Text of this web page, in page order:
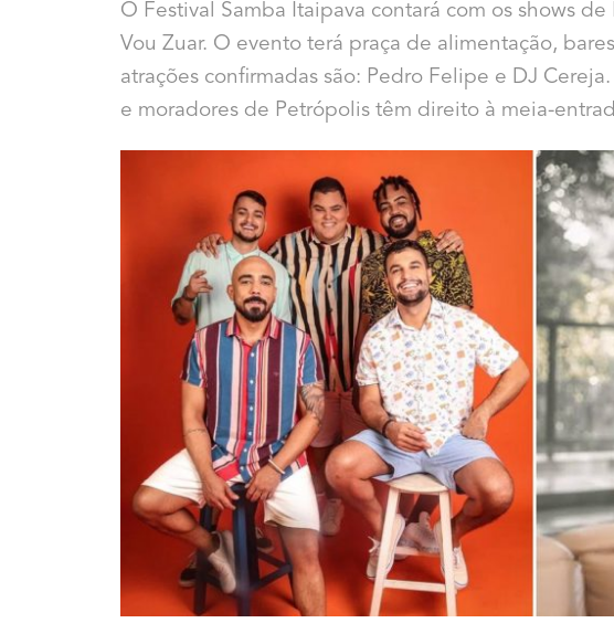
O Festival Samba Itaipava contará com os shows
Vou Zuar. O evento terá praça de alimentação,
atrações confirmadas são: Pedro Felipe e DJ
e moradores de Petrópolis têm direito à meia-